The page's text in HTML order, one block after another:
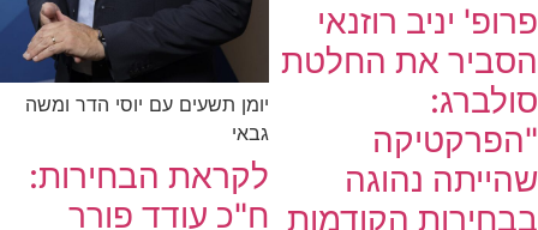
פרופ' יניב רוזנאי
הסביר את החלטת
סולברג:
"הפרקטיקה
שהייתה נהוגה
בבחירות הקודמות
יומן תשעים עם יוסי הדר ומשה
גבאי
לקראת הבחירות:
ח"כ עודד פורר